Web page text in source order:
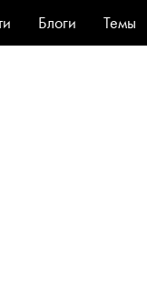
Блоги Темы
Стиль